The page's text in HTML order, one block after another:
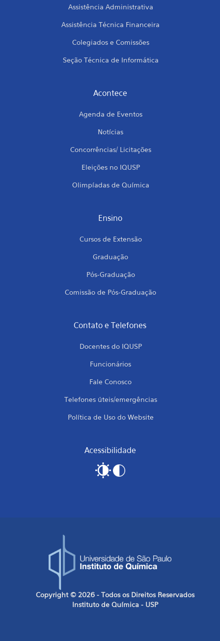
Assistência Administrativa
Assistência Técnica Financeira
Colegiados e Comissões
Seção Técnica de Informática
Acontece
Agenda de Eventos
Notícias
Concorrências/ Licitações
Eleições no IQUSP
Olimpíadas de Química
Ensino
Cursos de Extensão
Graduação
Pós-Graduação
Comissão de Pós-Graduação
Contato e Telefones
Docentes do IQUSP
Funcionários
Fale Conosco
Telefones úteis/emergências
Política de Uso do Website
Acessibilidade
Copyright © 2026 - Todos os Direitos Reservados
Instituto de Química - USP